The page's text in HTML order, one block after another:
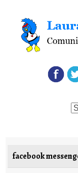
Saltar al
facebook